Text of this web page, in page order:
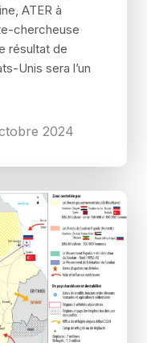
ATER à
chercheuse
résultat de
Unis sera l’un
2024